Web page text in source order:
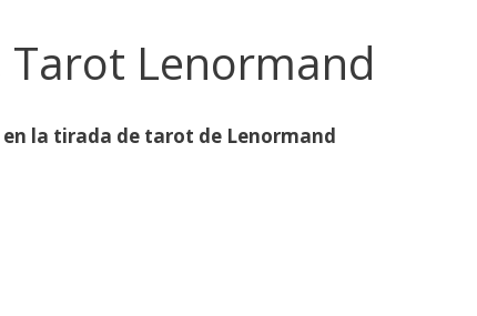
Tarot Lenormand
la tirada de tarot de Lenormand